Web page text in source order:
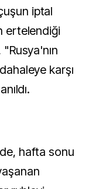
iptal
ertelendiği
karşı
hafta sonu